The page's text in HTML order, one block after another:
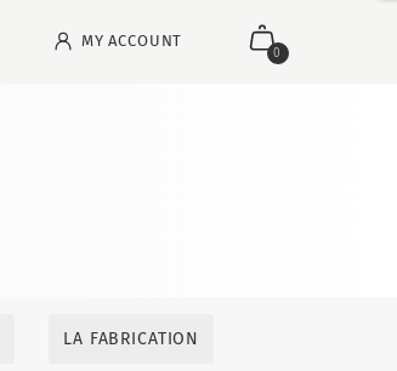
0
MY ACCOUNT
LA FABRICATION